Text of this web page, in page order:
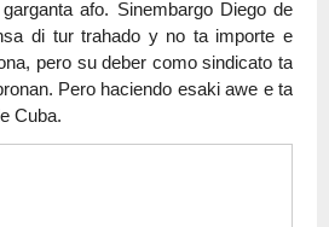
afo. Sinembargo Diego de
di tur trahado y no ta importe e
pero su deber como sindicato ta
Pero haciendo esaki awe e ta
Cuba.